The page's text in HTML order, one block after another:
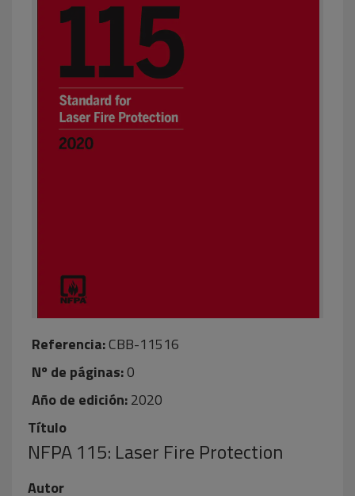
Referencia:CBB-11516
Nº de páginas:0
Año de edición:2020
Título
NFPA 115: Laser Fire Protection
Autor